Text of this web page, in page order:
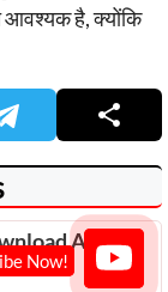
है, क्योंकि
Admit